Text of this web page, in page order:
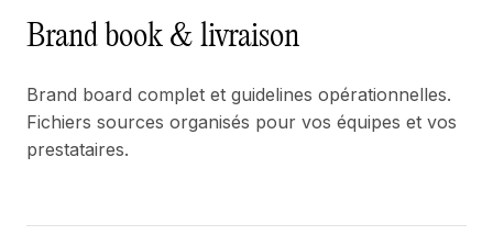
Brand book & livraison
Brand board complet et guidelines opérationnelles.
Fichiers sources organisés pour vos équipes et vos
prestataires.